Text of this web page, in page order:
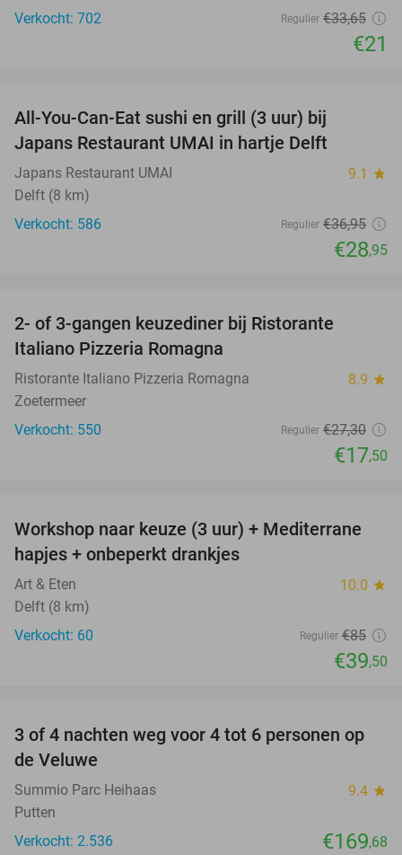
Verkocht: 702 Regulier €33,65
€21
All-You-Can-Eat sushi en grill (3 uur) bij
Japans Restaurant UMAI in hartje Delft
Japans Restaurant UMAI 9.1 star
Delft (8 km)
Verkocht: 586
Regulier €36,95
€28,95
2- of 3-gangen keuzediner bij Ristorante
Italiano Pizzeria Romagna
Ristorante Italiano Pizzeria Romagna 8.9 star
Zoetermeer
Verkocht: 550
Regulier €27,30
€17,50
54%
Workshop naar keuze (3 uur) + Mediterrane
hapjes + onbeperkt drankjes
Art & Eten 10.0 star
Delft (8 km)
Verkocht: 60
Regulier €85
€39,50
3 of 4 nachten weg voor 4 tot 6 personen op
de Veluwe
Summio Parc Heihaas 9.4 star
Putten
Verkocht: 2.536
€169,68